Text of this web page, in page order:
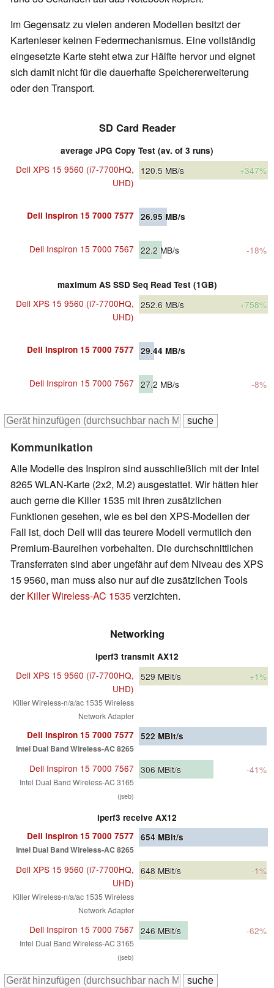
Im Gegensatz zu vielen anderen Modellen besitzt der
Kartenleser keinen Federmechanismus. Eine vollständig
eingesetzte Karte steht etwa zur Hälfte hervor und eignet
sich damit nicht für die dauerhafte Speichererweiterung
oder den Transport.
SD Card Reader
average JPG Copy Test (av. of 3 runs)
Dell XPS 15 9560 (i7-7700HQ,
UHD)
120.5 MB/s +347%
Dell Inspiron 15 7000 7577 26.95 MB/s
Dell Inspiron 15 7000 7567 22.2 MB/s -18%
maximum AS SSD Seq Read Test (1GB)
Dell XPS 15 9560 (i7-7700HQ,
UHD)
252.6 MB/s +758%
Dell Inspiron 15 7000 7577 29.44 MB/s
Dell Inspiron 15 7000 7567 27.2 MB/s -8%
Kommunikation
Alle Modelle des Inspiron sind ausschließlich mit der Intel
8265 WLAN-Karte (2x2, M.2) ausgestattet. Wir hätten hier
auch gerne die Killer 1535 mit ihren zusätzlichen
Funktionen gesehen, wie es bei den XPS-Modellen der
Fall ist, doch Dell will das teurere Modell vermutlich den
Premium-Baureihen vorbehalten. Die durchschnittlichen
Transferraten sind aber ungefähr auf dem Niveau des XPS
15 9560, man muss also nur auf die zusätzlichen Tools
derKiller Wireless-AC 1535verzichten.
Networking
iperf3 transmit AX12
Dell XPS 15 9560 (i7-7700HQ,
UHD)
Killer Wireless-n/a/ac 1535 Wireless
Network Adapter
529 MBit/s +1%
Dell Inspiron 15 7000 7577
Intel Dual Band Wireless-AC 8265
522 MBit/s
Dell Inspiron 15 7000 7567
Intel Dual Band Wireless-AC 3165
(jseb)
306 MBit/s -41%
iperf3 receive AX12
Dell Inspiron 15 7000 7577
Intel Dual Band Wireless-AC 8265
654 MBit/s
Dell XPS 15 9560 (i7-7700HQ,
UHD)
Killer Wireless-n/a/ac 1535 Wireless
Network Adapter
648 MBit/s -1%
Dell Inspiron 15 7000 7567
Intel Dual Band Wireless-AC 3165
(jseb)
246 MBit/s -62%